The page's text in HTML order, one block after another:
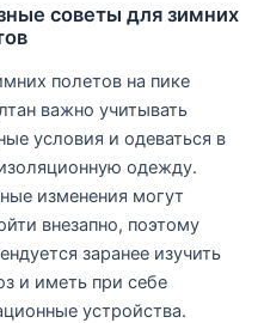
советы для зимних
полетов на пике
важно учитывать
условия и одеваться в
одежду.
изменения могут
внезапно, поэтому
заранее изучить
и иметь при себе
устройства.